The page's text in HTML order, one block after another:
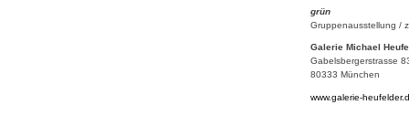
grün
Gruppenausstellung /
Galerie Michael
Gabelsbergerstrasse
80333 München
www.galerie-